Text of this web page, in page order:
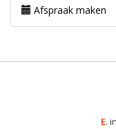
Afspraak maken
E.